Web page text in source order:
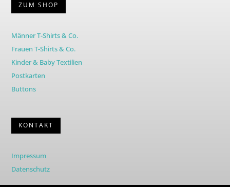
ZUM SHOP
Männer T-Shirts & Co.
Frauen T-Shirts & Co.
Kinder & Baby Textilien
Postkarten
Buttons
KONTAKT
Impressum
Datenschutz